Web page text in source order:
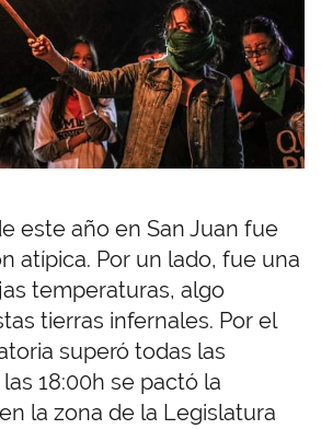
este año en San Juan fue
atípica. Por un lado, fue una
temperaturas, algo
tierras infernales. Por el
superó todas las
18:00h se pactó la
la zona de la Legislatura